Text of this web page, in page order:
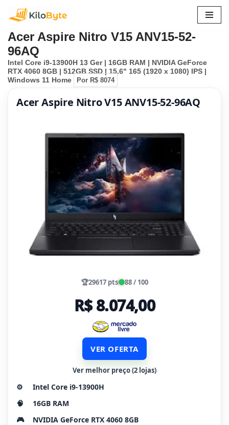
para
o
conteúdo
Acer Aspire Nitro V15 ANV15-52-
96AQ
Intel Core i9-13900H 13 Ger | 16GB RAM | NVIDIA GeForce
RTX 4060 8GB | 512GB SSD | 15.6" 165 (1920 x 1080) IPS |
Windows 11 Home
Por R$ 8074
Acer Aspire Nitro V15 ANV15-52-96AQ
🏆29617 pts 88 / 100
R$ 8.074,00
VER OFERTA
Ver melhor preço (2 lojas)
⚙️
Intel Core i9-13900H
🧠
16GB RAM
🎮
NVIDIA GeForce RTX 4060 8GB